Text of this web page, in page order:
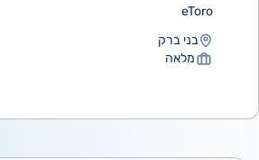
eToro
בני ברק
מלאה